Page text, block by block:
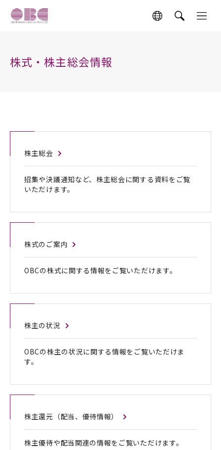
株式・株主総会情報
株主総会
招集や決議通知など、株主総会に関する資料をご覧
いただけます。
株式のご案内
OBCの株式に関する情報をご覧いただけます。
株主の状況
OBCの株主の状況に関する情報をご覧いただけま
す。
株主還元（配当、優待情報）
株主優待や配当関連の情報をご覧いただけます。